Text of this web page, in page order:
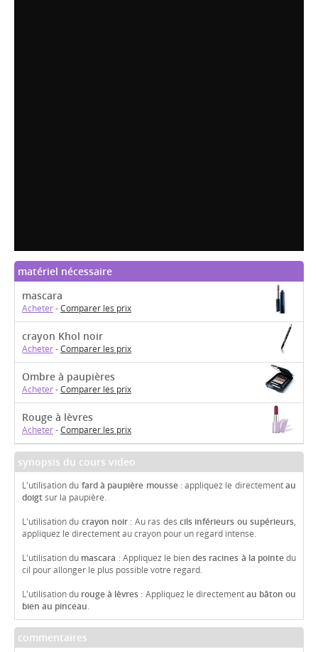
matériel nécessaire
mascara
Acheter-Comparer les prix
crayon Khol noir
Acheter-Comparer les prix
Ombre à paupières
Acheter-Comparer les prix
Rouge à lèvres
Acheter-Comparer les prix
synopsis du cours video
L'utilisation du fard à paupière mousse: appliquez le directementau
doigtsur la paupière.
L'utilisation du crayon noir : Au ras des cils inférieurs ou supérieurs,
appliquez le directement au crayon pour un regard intense.
L'utilisation du mascara : Appliquez le biendes racines à la pointedu
cil pour allonger le plus possible votre regard.
L'utilisation du rouge à lèvres : Appliquez le directementau bâton ou
bien au pinceau.
commentaires